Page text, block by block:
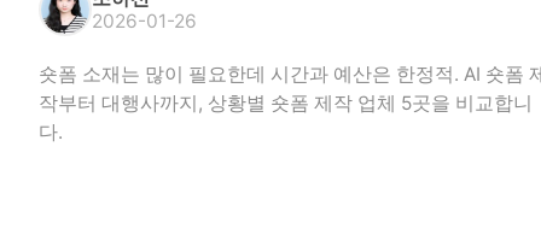
2026-01-26
숏폼 소재는 많이 필요한데 시간과 예산은 한정적. AI 숏폼
작부터 대행사까지, 상황별 숏폼 제작 업체 5곳을 비교합니
다.